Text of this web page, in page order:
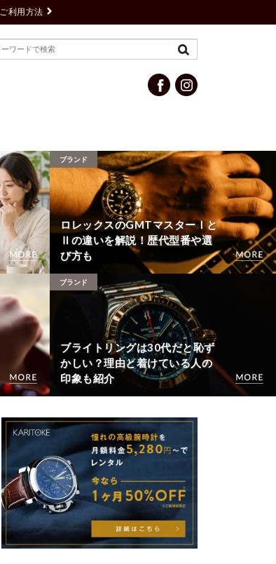
ご利用方法
ブランド
ロレックスのGMTマスターⅠと
Ⅱの違いを解説！歴代型番や選
び方も
ブランド
ブライトリングは30代だと恥ず
かしい？理由と着けている人の
印象も紹介